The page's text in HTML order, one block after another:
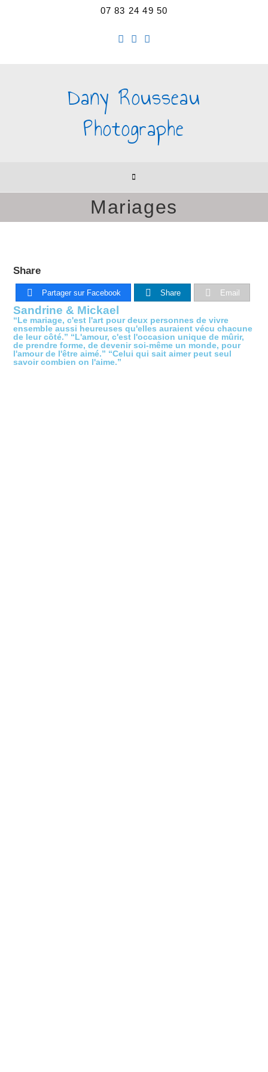
07 83 24 49 50
Dany Rousseau
Photographe
Mariages
Share
Partager sur Facebook Share Email
Sandrine & Mickael
“Le mariage, c'est l'art pour deux personnes de vivre
ensemble aussi heureuses qu'elles auraient vécu chacune
de leur côté.” “L'amour, c'est l'occasion unique de mûrir,
de prendre forme, de devenir soi-même un monde, pour
l'amour de l'être aimé.” “Celui qui sait aimer peut seul
savoir combien on l'aime.”